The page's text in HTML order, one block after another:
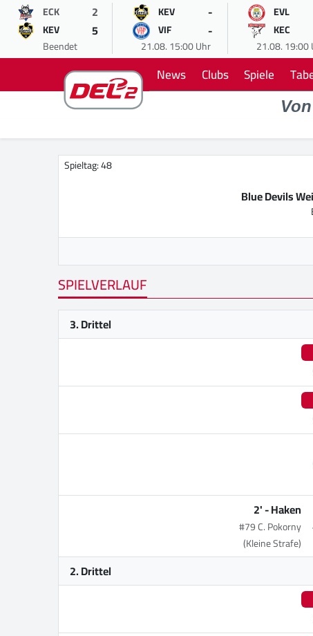
ECK 2
KEV 5
Beendet
KEV -
VIF -
21.08. 15:00 Uhr
EVL
KEC
21.08. 19:00
News Clubs Spiele
Von
Spieltag: 48
Blue Devils
SPIELVERLAUF
3. Drittel
2' -Haken
#79 C. Pokorny
(Kleine Strafe)
2. Drittel